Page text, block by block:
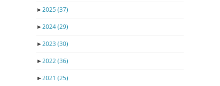
►2025(37)
►2024(29)
►2023 (30)
►2022(36)
►2021 (25)